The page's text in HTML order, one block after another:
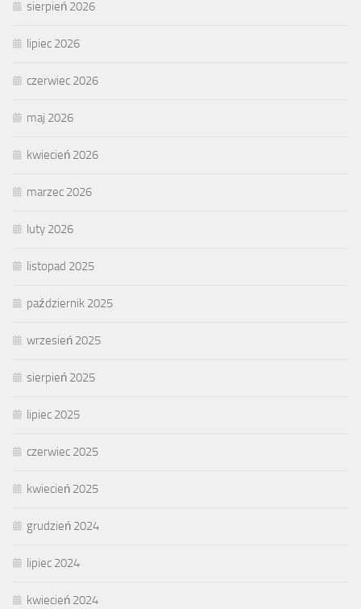
sierpień 2026
lipiec 2026
czerwiec 2026
maj 2026
kwiecień 2026
marzec 2026
luty 2026
listopad 2025
październik 2025
wrzesień 2025
sierpień 2025
lipiec 2025
czerwiec 2025
kwiecień 2025
grudzień 2024
lipiec 2024
kwiecień 2024